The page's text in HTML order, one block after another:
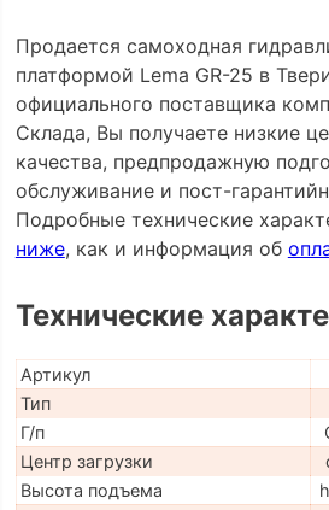
Продается самоходная
платформой Lema GR-25 в
официального поставщика
Склада, Вы получаете низкие
качества, предпродажную
обслуживание и пост-
Подробные технические
ниже, как и информация об
Технические
Артикул
Тип
Г/п
Центр загрузки
Высота подъема